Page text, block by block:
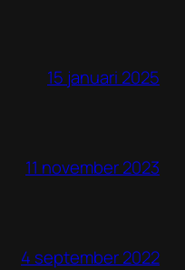
15 januari 2025
11 november 2023
4 september 2022